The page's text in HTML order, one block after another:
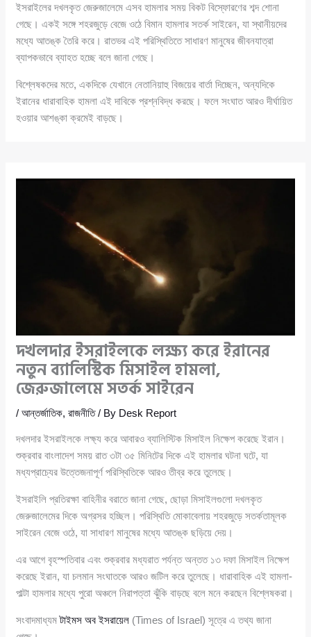
ইসরাইলের দখলকৃত জেরুজালেমে এসব হামলার সময় বিকট বিস্ফোরণের শব্দ শোনা
গেছে। একই সঙ্গে শহরজুড়ে বেজে ওঠে বিমান হামলার সতর্ক সাইরেন, যা স্থানীয়দের
মধ্যে আতঙ্ক তৈরি করে। রাতভর এই পরিস্থিতিতে সাধারণ মানুষের জীবনযাত্রা
ব্যাপকভাবে ব্যাহত হচ্ছে বলে জানা গেছে।
বিশ্লেষকদের মতে, একদিকে যেখানে নেতানিয়াহু বিজয়ের বার্তা দিচ্ছেন, অন্যদিকে
ইরানের ধারাবাহিক হামলা এই দাবিকে প্রশ্নবিদ্ধ করছে। ফলে সংঘাত আরও দীর্ঘায়িত
হওয়ার আশঙ্কা ক্রমেই বাড়ছে।
দখলদার ইসরাইলকে লক্ষ্য করে ইরানের
নতুন ব্যালিস্টিক মিসাইল হামলা,
জেরুজালেমে সতর্ক সাইরেন
/আন্তর্জাতিক,রাজনীতি/ By Desk Report
দখলদার ইসরাইলকে লক্ষ্য করে আবারও ব্যালিস্টিক মিসাইল নিক্ষেপ করেছে ইরান।
শুক্রবার বাংলাদেশ সময় রাত ৩টা ৩৫ মিনিটের দিকে এই হামলার ঘটনা ঘটে, যা
মধ্যপ্রাচ্যের উত্তেজনাপূর্ণ পরিস্থিতিকে আরও তীব্র করে তুলেছে।
ইসরাইলি প্রতিরক্ষা বাহিনীর বরাতে জানা গেছে, ছোড়া মিসাইলগুলো দখলকৃত
জেরুজালেমের দিকে অগ্রসর হচ্ছিল। পরিস্থিতি মোকাবেলায় শহরজুড়ে সতর্কতামূলক
সাইরেন বেজে ওঠে, যা সাধারণ মানুষের মধ্যে আতঙ্ক ছড়িয়ে দেয়।
এর আগে বৃহস্পতিবার এবং শুক্রবার মধ্যরাত পর্যন্ত অন্তত ১৩ দফা মিসাইল নিক্ষেপ
করেছে ইরান, যা চলমান সংঘাতকে আরও জটিল করে তুলেছে। ধারাবাহিক এই হামলা-
পাল্টা হামলার মধ্যে পুরো অঞ্চলে নিরাপত্তা ঝুঁকি বাড়ছে বলে মনে করছেন বিশ্লেষকরা।
সংবাদমাধ্যমটাইমস অব ইসরায়েল (Times of Israel) সূত্রে এ তথ্য জানা